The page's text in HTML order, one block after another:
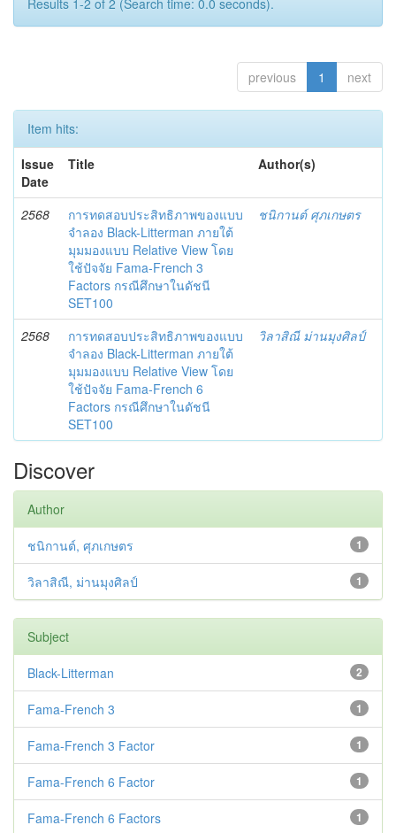
Results 1-2 of 2 (Search time: 0.0 seconds).
previous 1 next
Item hits:
Issue
Date
Title Author(s)
2568
การทดสอบประสิทธิภาพของแบบ
จำลอง Black-Litterman ภายใต้
มุมมองแบบ Relative View โดย
ใช้ปัจจัย Fama-French 3
Factors กรณีศึกษาในดัชนี
SET100
ชนิกานต์ ศุภเกษตร
2568
การทดสอบประสิทธิภาพของแบบ
จำลอง Black-Litterman ภายใต้
มุมมองแบบ Relative View โดย
ใช้ปัจจัย Fama-French 6
Factors กรณีศึกษาในดัชนี
SET100
วิลาสิณี ม่านมุงศิลป์
Discover
Author
1
ชนิกานต์, ศุภเกษตร
1
วิลาสิณี, ม่านมุงศิลป์
Subject
2
Black-Litterman
1
Fama-French 3
1
Fama-French 3 Factor
1
Fama-French 6 Factor
1
Fama-French 6 Factors